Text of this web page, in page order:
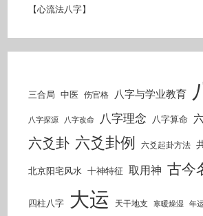
【心流法八字】
三合局 中医 伤官格 八字与学业教育
八字探源 八字改命 八字理念 八字算命
六爻卦 六爻卦例 六爻起卦方法
北京阳宅风水 十神特征 取用神 古今
四柱八字 大运 天干地支 寒暖燥湿 年